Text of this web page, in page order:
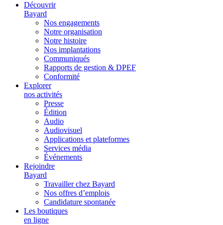
Découvrir
Bayard
Nos engagements
Notre organisation
Notre histoire
Nos implantations
Communiqués
Rapports de gestion & DPEF
Conformité
Explorer
nos activités
Presse
Édition
Audio
Audiovisuel
Applications et plateformes
Services média
Événements
Rejoindre
Bayard
Travailler chez Bayard
Nos offres d’emplois
Candidature spontanée
Les boutiques
en ligne